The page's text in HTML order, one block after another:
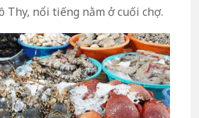
Thy, nổi tiếng nằm ở cuối chợ.